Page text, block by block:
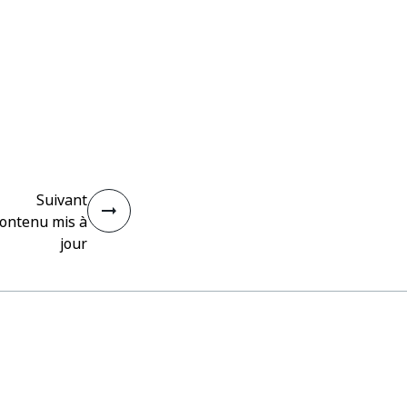
Suivant
mis à
jour